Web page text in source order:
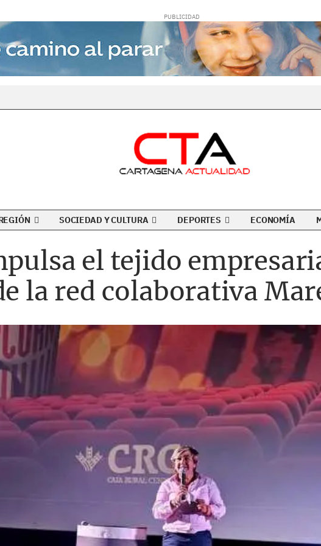
SOCIEDAD Y CULTURA DEPORTES ECONOMÍA
el tejido
la red colaborativa